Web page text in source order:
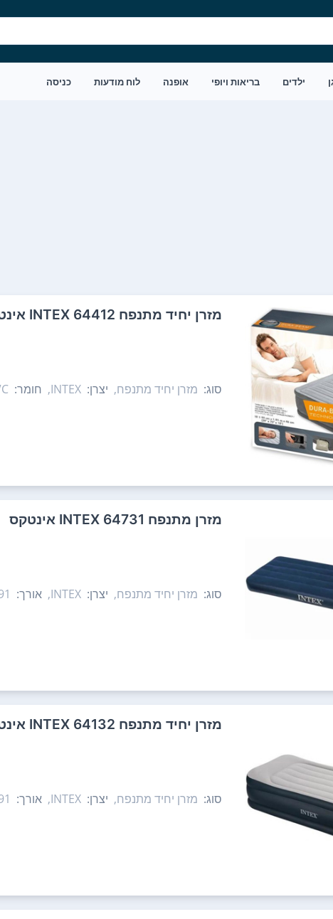
ילדים בריאות ויופי אופנה לוח מודעות כניסה
‏מזרן יחיד מתנפח 64412 INTEX אינטקס
סוג: מזרן יחיד מתנפח, יצרן: INTEX, חומר:
‏מזרן מתנפח 64731 INTEX אינטקס
סוג: מזרן יחיד מתנפח, יצרן: INTEX, אורך:
‏מזרן יחיד מתנפח 64132 INTEX אינטקס
סוג: מזרן יחיד מתנפח, יצרן: INTEX, אורך: